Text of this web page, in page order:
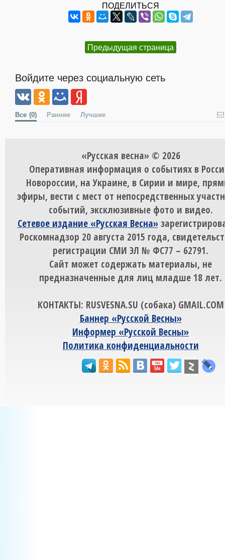
ПОДЕЛИТЬСЯ
Предыдущая страница
Войдите через социальную сеть
Все (0) Ранние Лучшие
«Русская весна» © 2026
Оперативная информация о событиях в
Новороссии, на Украине, в Сирии и мире,
эфиры, вести с мест от непосредственных
событий, эксклюзивные фото и видео.
Сетевое издание «Русская Весна»
Роскомнадзор 20 августа 2015 года,
регистрации СМИ ЭЛ № ФС77 – 62791.
Сайт может содержать материалы, не
предназначенные для лиц младше 18 лет.
КОНТАКТЫ: RUSVESNA.SU (собака) GMAIL.COM
Баннер «Русской Весны»
Информер «Русской Весны»
Политика конфиденциальности